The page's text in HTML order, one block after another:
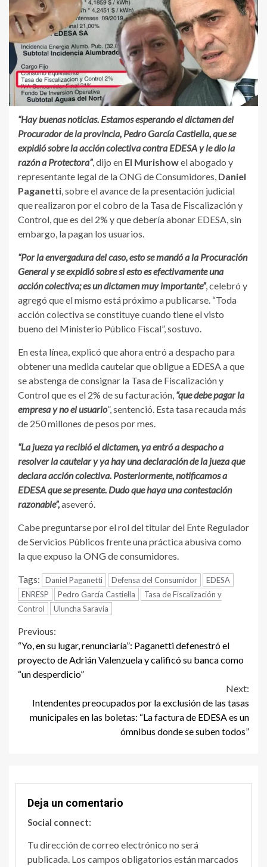
“Hay buenas noticias. Estamos esperando el dictamen del
Procurador de la provincia, Pedro García Castiella, que se
expidió sobre la acción colectiva contra EDESA y le dio la
razón a Protectora”, dijo en El Murishowel abogado y
representante legal de la ONG de Consumidores, Daniel
Paganetti, sobre el avance de la presentación judicial
que realizaron por el cobro de la Tasa de Fiscalización y
Control, que es del 2% y que debería abonar EDESA, sin
embargo, la pagan los usuarios.
“Por la envergadura del caso, esto se mandó a la Procuración
General y se expidió sobre si esto es efectivamente una
acción colectiva; es un dictamen muy importante”, celebró y
agregó que el mismo está próximo a publicarse. “Toda
acción colectiva se constituye cuando tiene el visto
bueno del Ministerio Público Fiscal”, sostuvo.
En esta línea, explicó que ahora entró a despacho para
obtener una medida cautelar que obligue a EDESA a que
se abstenga de consignar la Tasa de Fiscalización y
Control que es el 2% de su facturación, “que debe pagar la
empresa y no el usuario”, sentenció. Esta tasa recauda más
de 250 millones de pesos por mes.
“La jueza ya recibió el dictamen, ya entró a despacho a
resolver la cautelar y ya hay una declaración de la jueza que
declara acción colectiva. Posteriormente, notificamos a
EDESA que se presente. Dudo que haya una contestación
razonable”,aseveró.
Cabe preguntarse por el rol del titular del Ente Regulador
de Servicios Públicos frente una práctica abusiva como
la que expuso la ONG de consumidores.
Tags: Daniel Paganetti Defensa del Consumidor
EDESA
ENRESP
Pedro García Castiella
Tasa de Fiscalización y
Control
Uluncha Saravia
Continue
Reading
Previous:
“Yo, en su lugar, renunciaría”: Paganetti defenestró el
proyecto de Adrián Valenzuela y calificó su banca como
“un desperdicio”
Next:
Intendentes preocupados por la exclusión de las tasas
municipales en las boletas: “La factura de EDESA es un
ómnibus donde se suben todos”
Deja un comentario
Social connect:
Tu dirección de correo electrónico no será
publicada. Los campos obligatorios están marcados